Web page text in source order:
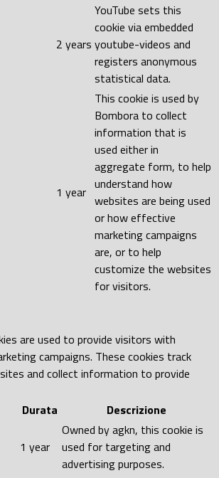
2 years
YouTube sets this
cookie via embedded
youtube-videos and
registers anonymous
statistical data.
1 year
This cookie is used by
Bombora to collect
information that is
used either in
aggregate form, to help
understand how
websites are being used
or how effective
marketing campaigns
are, or to help
customize the websites
for visitors.
are used to provide visitors with
campaigns. These cookies track
and collect information to provide
Durata Descrizione
1 year
Owned by agkn, this cookie is
used for targeting and
advertising purposes.